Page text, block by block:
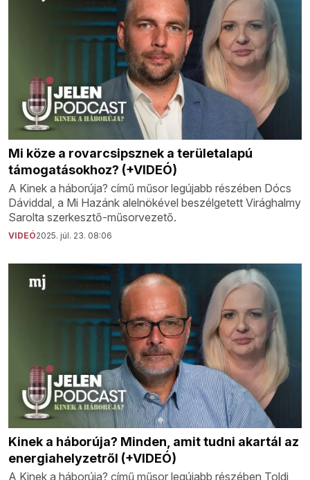
Mi köze a rovarcsipsznek a területalapú
támogatásokhoz? (+VIDEÓ)
A Kinek a háborúja? című műsor legújabb részében Dócs
Dáviddal, a Mi Hazánk alelnökével beszélgetett Virághalmy
Sarolta szerkesztő-műsorvezető.
VIDEÓ2025. júl. 23. 08:06
Kinek a háborúja? Minden, amit tudni akartál az
energiahelyzetről (+VIDEÓ)
A Kinek a háborúja? című műsor legújabb részében Toldi